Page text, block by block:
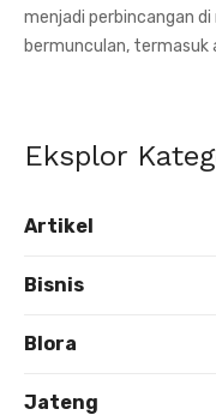
menjadi perbincangan
bermunculan, termasuk
Eksplor
Artikel
Bisnis
Blora
Jateng